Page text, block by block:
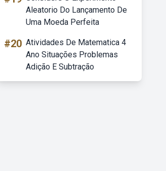
Aleatorio Do Lançamento De
Uma Moeda Perfeita
#20 Atividades De Matematica 4
Ano Situações Problemas
Adição E Subtração